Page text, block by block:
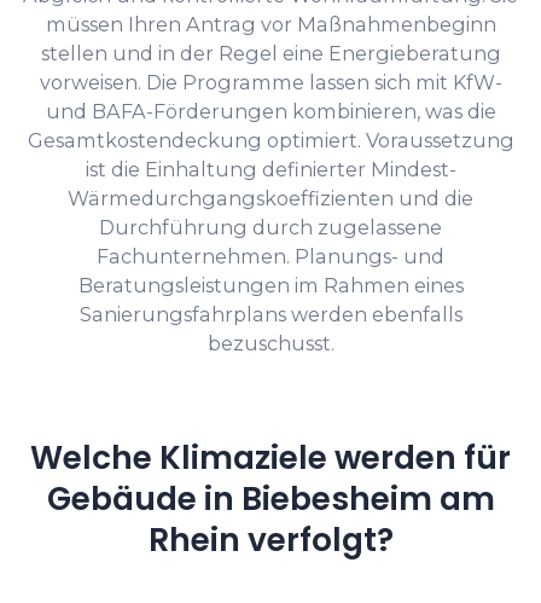
müssen Ihren Antrag vor Maßnahmenbeginn
stellen und in der Regel eine Energieberatung
vorweisen. Die Programme lassen sich mit KfW-
und BAFA-Förderungen kombinieren, was die
Gesamtkostendeckung optimiert. Voraussetzung
ist die Einhaltung definierter Mindest-
Wärmedurchgangskoeffizienten und die
Durchführung durch zugelassene
Fachunternehmen. Planungs- und
Beratungsleistungen im Rahmen eines
Sanierungsfahrplans werden ebenfalls
bezuschusst.
Welche Klimaziele werden für
Gebäude in Biebesheim am
Rhein verfolgt?